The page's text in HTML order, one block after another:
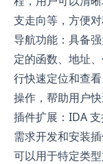
支走向等，方便
导航功能：具备
定的函数、地址
行快速定位和查
操作，帮助用户
插件扩展：IDA
需求开发和安装
可以用于特定类